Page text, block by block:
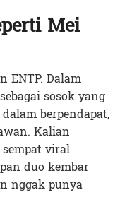
Mei
ENTP. Dalam
sosok yang
berpendapat,
Kalian
viral
duo kembar
nggak punya